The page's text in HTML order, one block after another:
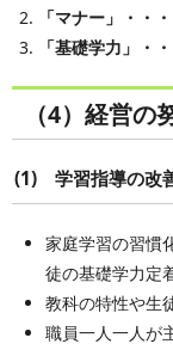
「マナー」・・・
「基礎学力」・・
（4）経営の
(1) 学習指導の改
家庭学習の習慣
徒の基礎学力定
教科の特性や生
職員一人一人が